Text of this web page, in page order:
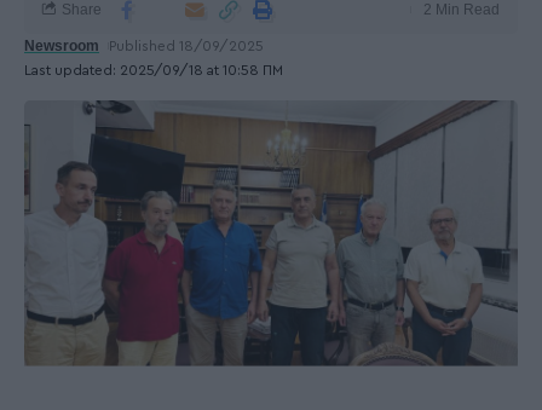
Last updated: 2025/09/18 at 10:58 ΠΜ
Newsroom Published 18/09/2025
Share 2 Min Read